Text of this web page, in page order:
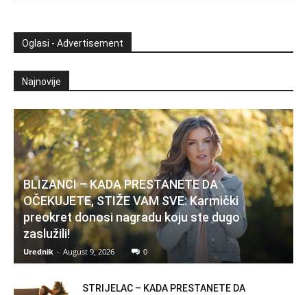
Oglasi - Advertisement
Najnovije
BLIZANCI – KADA PRESTANETE DA
OČEKUJETE, STIŽE VAM SVE: Karmički
preokret donosi nagradu koju ste dugo
zaslužili!
Urednik - August 9, 2026 0
STRIJELAC – KADA PRESTANETE DA